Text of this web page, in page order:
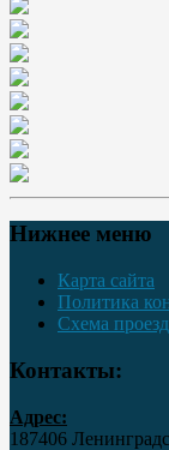
Нижнее меню
Карта сайта
Политика
Схема
Контакты:
Адрес:
187406